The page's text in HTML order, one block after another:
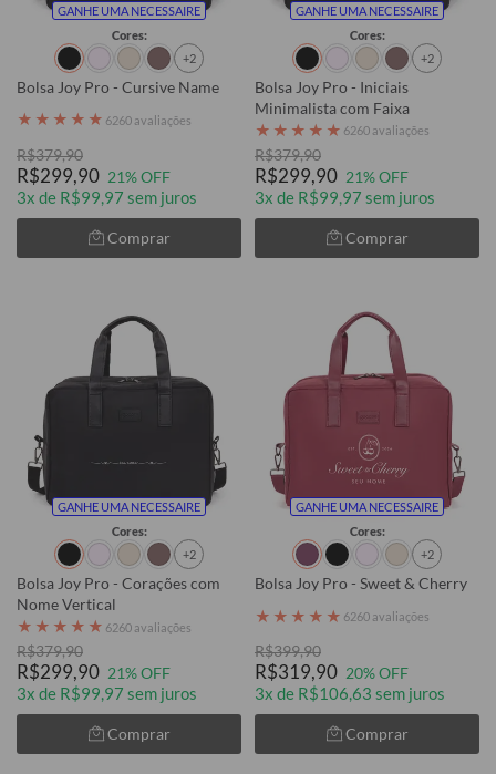
GANHE UMA NECESSAIRE
Cores:
+2
Bolsa Joy Pro - Cursive Name
★ ★ ★ ★ ★ 6260 avaliações
R$379,90
R$299,90 21% OFF
3x de R$99,97 sem juros
Comprar
GANHE UMA NECESSAIRE
Cores:
+2
Bolsa Joy Pro - Iniciais
Minimalista com Faixa
★ ★ ★ ★ ★ 6260 avaliações
R$379,90
R$299,90 21% OFF
3x de R$99,97 sem juros
Comprar
GANHE UMA NECESSAIRE
Cores:
+2
Bolsa Joy Pro - Corações com
Nome Vertical
★ ★ ★ ★ ★ 6260 avaliações
R$379,90
R$299,90 21% OFF
3x de R$99,97 sem juros
Comprar
GANHE UMA NECESSAIRE
Cores:
+2
Bolsa Joy Pro - Sweet & Cherry
★ ★ ★ ★ ★ 6260 avaliações
R$399,90
R$319,90 20% OFF
3x de R$106,63 sem juros
Comprar